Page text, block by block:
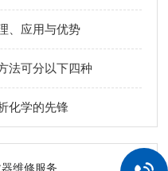
、应用与优势
法可分以下四种
化学的先锋